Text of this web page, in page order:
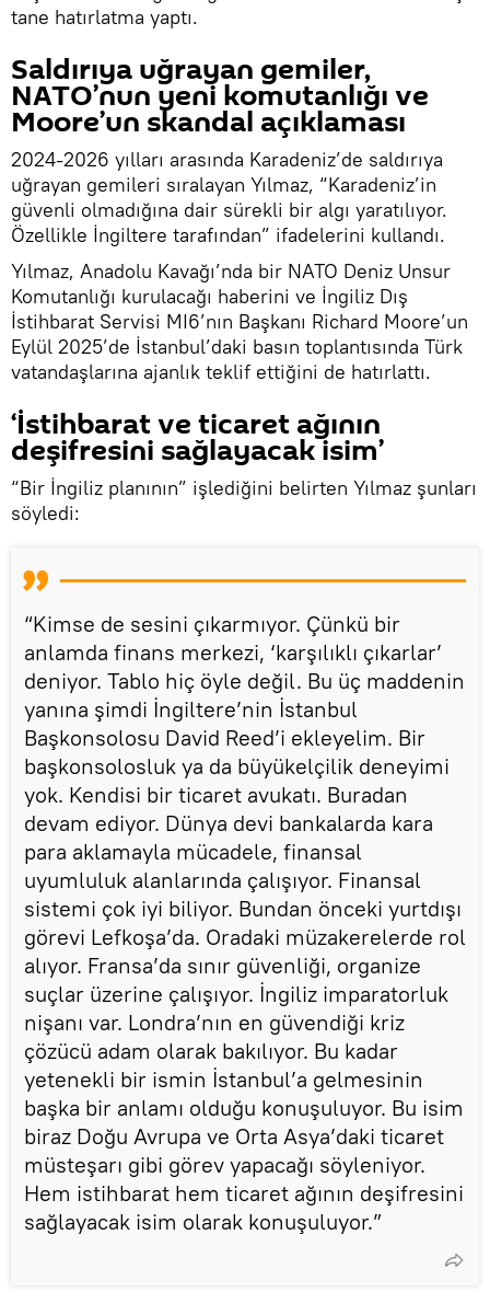
tane hatırlatma yaptı.
Saldırıya uğrayan gemiler,
NATO’nun yeni komutanlığı ve
Moore’un skandal açıklaması
2024-2026 yılları arasında Karadeniz’de saldırıya
uğrayan gemileri sıralayan Yılmaz, “Karadeniz’in
güvenli olmadığına dair sürekli bir algı yaratılıyor.
Özellikle İngiltere tarafından” ifadelerini kullandı.
Yılmaz, Anadolu Kavağı’nda bir NATO Deniz Unsur
Komutanlığı kurulacağı haberini ve İngiliz Dış
İstihbarat Servisi MI6’nın Başkanı Richard Moore’un
Eylül 2025’de İstanbul’daki basın toplantısında Türk
vatandaşlarına ajanlık teklif ettiğini de hatırlattı.
‘İstihbarat ve ticaret ağının
deşifresini sağlayacak isim’
“Bir İngiliz planının” işlediğini belirten Yılmaz şunları
söyledi:
“Kimse de sesini çıkarmıyor. Çünkü bir
anlamda finans merkezi, ‘karşılıklı çıkarlar’
deniyor. Tablo hiç öyle değil. Bu üç maddenin
yanına şimdi İngiltere’nin İstanbul
Başkonsolosu David Reed’i ekleyelim. Bir
başkonsolosluk ya da büyükelçilik deneyimi
yok. Kendisi bir ticaret avukatı. Buradan
devam ediyor. Dünya devi bankalarda kara
para aklamayla mücadele, finansal
uyumluluk alanlarında çalışıyor. Finansal
sistemi çok iyi biliyor. Bundan önceki yurtdışı
görevi Lefkoşa’da. Oradaki müzakerelerde rol
alıyor. Fransa’da sınır güvenliği, organize
suçlar üzerine çalışıyor. İngiliz imparatorluk
nişanı var. Londra’nın en güvendiği kriz
çözücü adam olarak bakılıyor. Bu kadar
yetenekli bir ismin İstanbul’a gelmesinin
başka bir anlamı olduğu konuşuluyor. Bu isim
biraz Doğu Avrupa ve Orta Asya’daki ticaret
müsteşarı gibi görev yapacağı söyleniyor.
Hem istihbarat hem ticaret ağının deşifresini
sağlayacak isim olarak konuşuluyor.”